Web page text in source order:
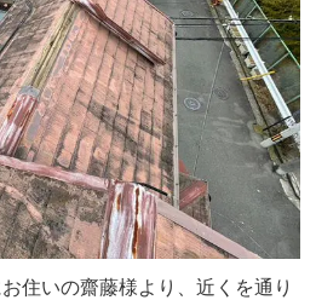
住いの齋藤様より、近くを通り